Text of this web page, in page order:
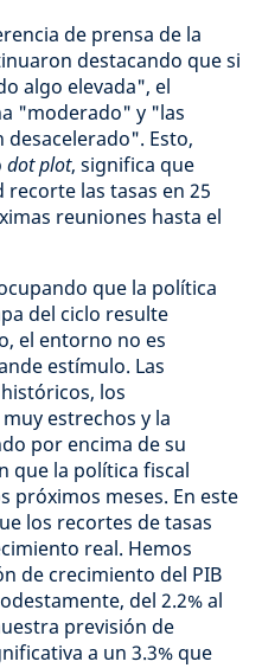
de prensa de la
destacando que si
algo elevada", el
"moderado" y "las
desacelerado". Esto,
dot plot, significa que
recorte las tasas en 25
reuniones hasta el
que la política
del ciclo resulte
el entorno no es
estímulo. Las
los
estrechos y la
por encima de su
que la política fiscal
próximos meses. En este
los recortes de tasas
real. Hemos
de crecimiento del PIB
del 2.2% al
previsión de
a un 3.3% que